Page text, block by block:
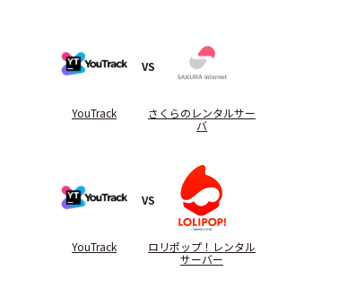
YouTrack
VS
さくらのレンタルサー
バ
YouTrack
VS
ロリポップ！レンタル
サーバー